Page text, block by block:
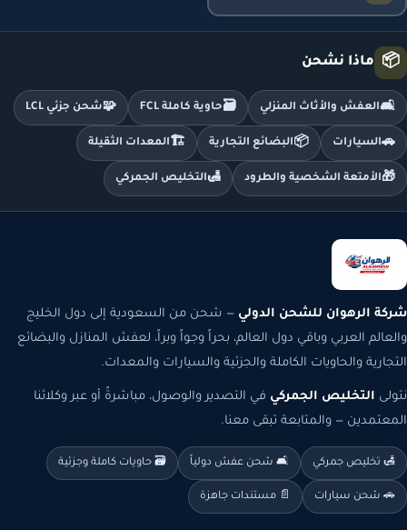
📦 ماذا نشحن
🛋️العفش والأثاث المنزلي 🗃️حاوية كاملة FCL 🧩شحن جزئي LCL
🚗السيارات 📦البضائع التجارية 🏗️المعدات الثقيلة
🎁الأمتعة الشخصية والطرود 🛃التخليص الجمركي
شركة الرهوان للشحن الدولي — شحن من السعودية إلى دول الخليج
والعالم العربي وباقي دول العالم، بحراً وجواً وبراً، لعفش المنازل والبضائع
التجارية والحاويات الكاملة والجزئية والسيارات والمعدات.
نتولى التخليص الجمركي في التصدير والوصول، مباشرةً أو عبر وكلائنا
المعتمدين — والمتابعة تبقى معنا.
🛃 تخليص جمركي 🛋️ شحن عفش دولياً 🗃️ حاويات كاملة وجزئية
🚗 شحن سيارات 📄 مستندات جاهزة